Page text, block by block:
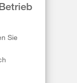
Sie